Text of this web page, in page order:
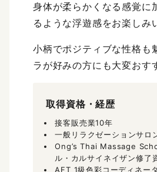
身体が柔らかくなる感覚に
るような浮遊感をお楽しみ
小柄でポジティブな性格も
ラが好みの方にも大変おす
取得資格・経歴
接客販売業10年
一般リラクゼーションサロ
Ong’s Thai Massage
ル・カルサイネイザン修了
AFT 1級色彩コーディネー